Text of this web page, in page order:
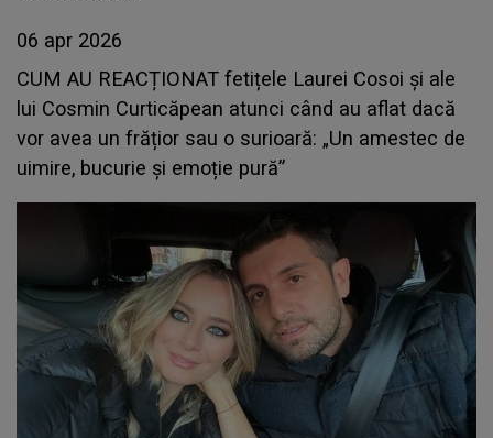
06 apr 2026
CUM AU REACȚIONAT fetițele Laurei Cosoi și ale
lui Cosmin Curticăpean atunci când au aflat dacă
vor avea un frățior sau o surioară: „Un amestec de
uimire, bucurie și emoție pură”